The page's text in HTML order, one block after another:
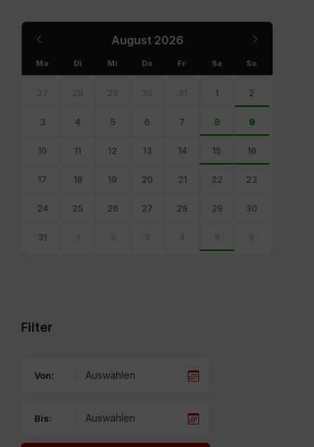
August 2026
Month
Mo Di Mi Do Fr Sa So
calendar
27 28 29 30 31 1 2
3 4 5 6 7 8 9
10 11 12 13 14 15 16
17 18 19 20 21 22 23
24 25 26 27 28 29 30
31 1 2 3 4 5 6
Filter
Von:
Bis: